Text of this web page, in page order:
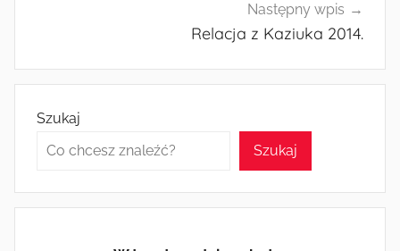
Następny wpis
Relacja z Kaziuka 2014.
Szukaj
Szukaj